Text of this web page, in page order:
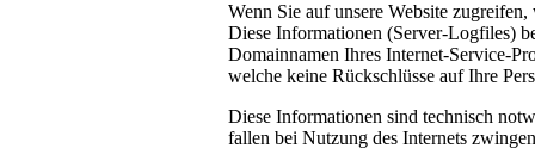
Wenn Sie auf unsere Website
Diese Informationen (Server-Logfiles)
Domainnamen Ihres Internet-Service-
welche keine Rückschlüsse auf Ihre
Diese Informationen sind technisch
fallen bei Nutzung des Internets